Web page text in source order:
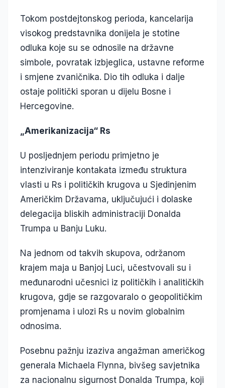
Tokom postdejtonskog perioda, kancelarija
visokog predstavnika donijela je stotine
odluka koje su se odnosile na državne
simbole, povratak izbjeglica, ustavne reforme
i smjene zvaničnika. Dio tih odluka i dalje
ostaje politički sporan u dijelu Bosne i
Hercegovine.
„Amerikanizacija“ Rs
U posljednjem periodu primjetno je
intenziviranje kontakata između struktura
vlasti u Rs i političkih krugova u Sjedinjenim
Američkim Državama, uključujući i dolaske
delegacija bliskih administraciji Donalda
Trumpa u Banju Luku.
Na jednom od takvih skupova, održanom
krajem maja u Banjoj Luci, učestvovali su i
međunarodni učesnici iz političkih i analitičkih
krugova, gdje se razgovaralo o geopolitičkim
promjenama i ulozi Rs u novim globalnim
odnosima.
Posebnu pažnju izaziva angažman američkog
generala Michaela Flynna, bivšeg savjetnika
za nacionalnu sigurnost Donalda Trumpa, koji